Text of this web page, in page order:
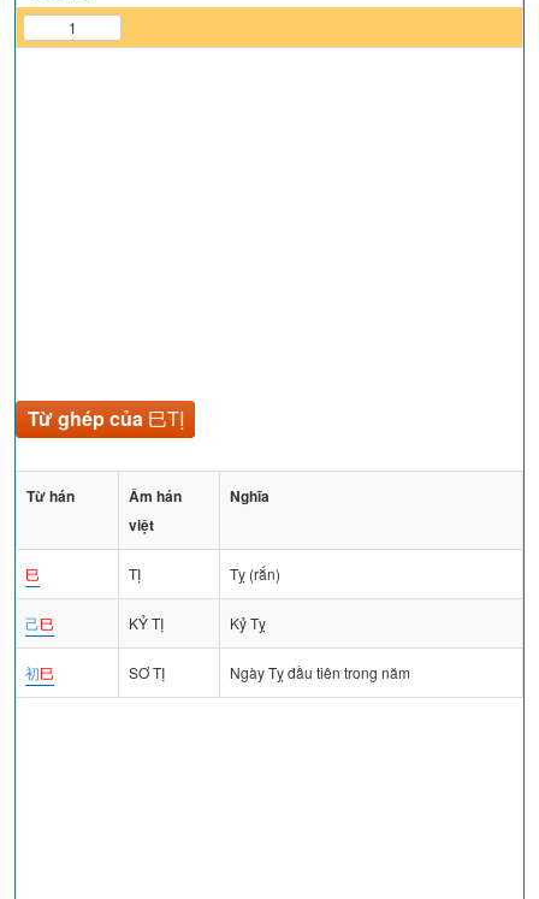
1
Từ ghép của 巳TỊ
Từ hán
Âm hán
việt
Nghĩa
巳 TỊ Tỵ (rắn)
己巳 KỶ TỊ Kỷ Tỵ
初巳 SƠ TỊ Ngày Tỵ đầu tiên trong năm